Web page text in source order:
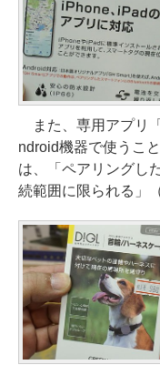
また、専用アプリ
ndroid機器で使うこ
は、「ペアリングし
続範囲に限られる」